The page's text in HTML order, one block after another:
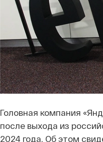
Головная компания
после выхода из
2024 года. Об этом